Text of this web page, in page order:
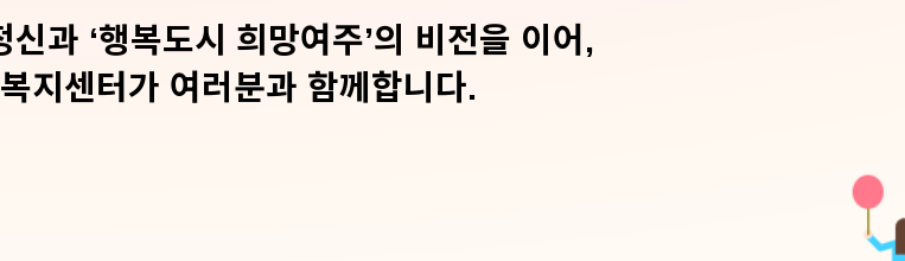
알코올 의존
아동정신건강
신과 ‘행복도시 희망여주’의 비전을 이어,
지센터가 여러분과 함께합니다.